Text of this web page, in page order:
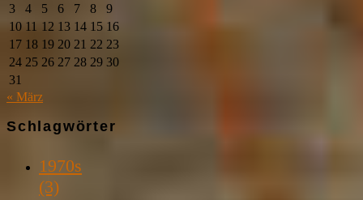
3
4 5 6 7 8
9
10 11 12 13 14 15 16
17 18 19 20 21 22 23
24 25 26 27 28 29 30
31
« März
Schlagwörter
1970s
(3)